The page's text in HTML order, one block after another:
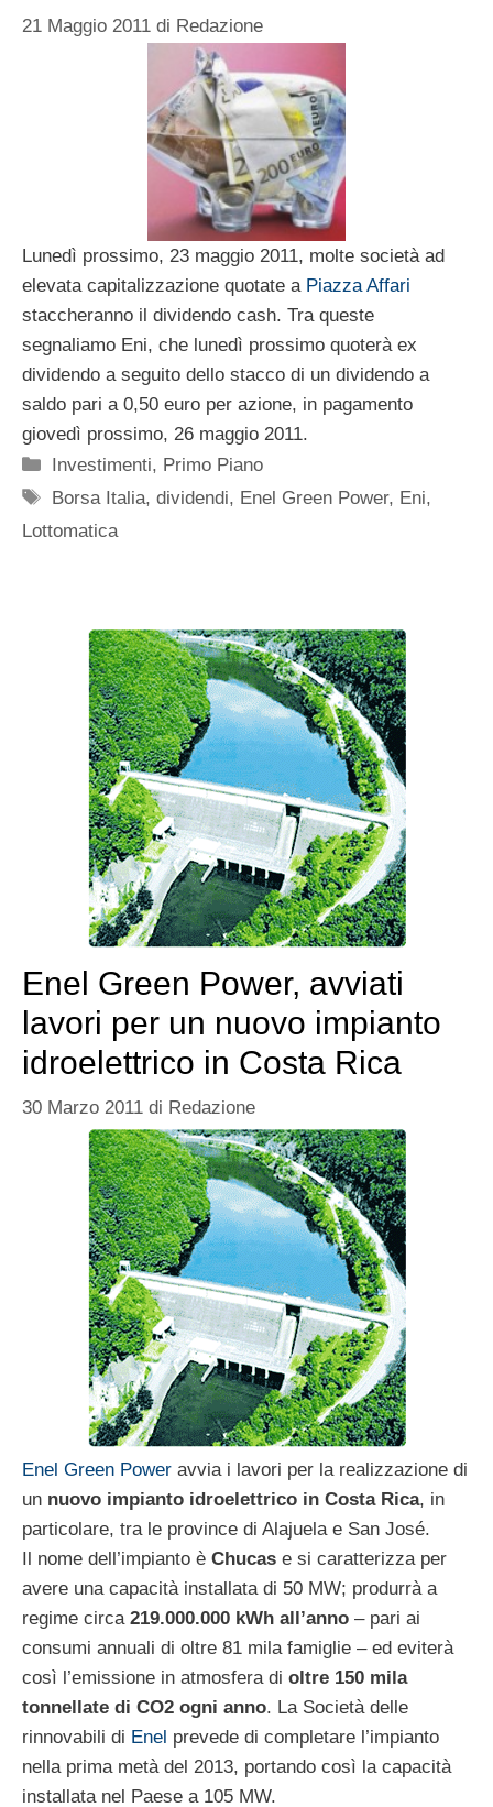
21 Maggio 2011 di Redazione
Lunedì prossimo, 23 maggio 2011, molte società ad
elevata capitalizzazione quotate a Piazza Affari
staccheranno il dividendo cash. Tra queste
segnaliamo Eni, che lunedì prossimo quoterà ex
dividendo a seguito dello stacco di un dividendo a
saldo pari a 0,50 euro per azione, in pagamento
giovedì prossimo, 26 maggio 2011.
Categorie
Investimenti, Primo Piano
Tag
Borsa Italia,dividendi, Enel Green Power, Eni,
Lottomatica
Enel Green Power, avviati
lavori per un nuovo impianto
idroelettrico in Costa Rica
30 Marzo 2011 di Redazione
Enel Green Power avvia i lavori per la realizzazione di
un nuovo impianto idroelettrico in Costa Rica, in
particolare, tra le province di Alajuela e San José.
Il nome dell’impianto è Chucas e si caratterizza per
avere una capacità installata di 50 MW; produrrà a
regime circa 219.000.000 kWh all’anno – pari ai
consumi annuali di oltre 81 mila famiglie – ed eviterà
così l’emissione in atmosfera di oltre 150 mila
tonnellate di CO2 ogni anno. La Società delle
rinnovabili di Enel prevede di completare l’impianto
nella prima metà del 2013, portando così la capacità
installata nel Paese a 105 MW.